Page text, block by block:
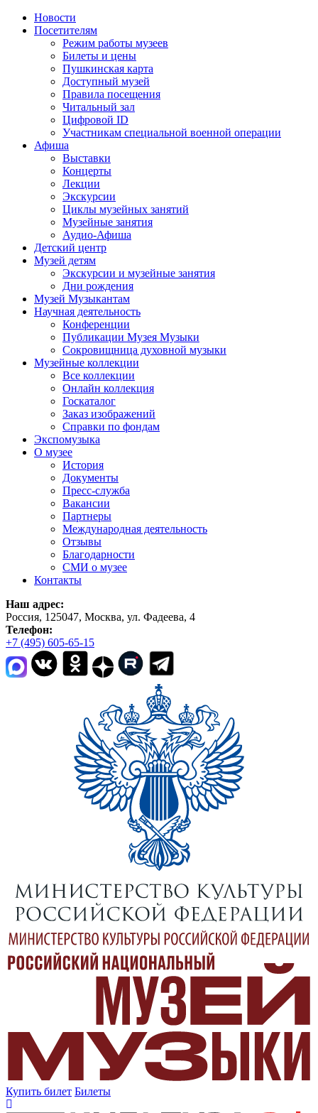
Новости
Посетителям
Режим работы музеев
Билеты и цены
Пушкинская карта
Доступный музей
Правила посещения
Читальный зал
Цифровой ID
Участникам специальной военной операции
Афиша
Выставки
Концерты
Лекции
Экскурсии
Циклы музейных занятий
Музейные занятия
Аудио-Афиша
Детский центр
Музей детям
Экскурсии и музейные занятия
Дни рождения
Музей Музыкантам
Научная деятельность
Конференции
Публикации Музея Музыки
Сокровищница духовной музыки
Музейные коллекции
Все коллекции
Онлайн коллекция
Госкаталог
Заказ изображений
Справки по фондам
Экспомузыка
О музее
История
Документы
Пресс-служба
Вакансии
Партнеры
Международная деятельность
Отзывы
Благодарности
СМИ о музее
Контакты
Наш адрес:
Россия, 125047, Москва, ул. Фадеева, 4
Телефон:
+7 (495) 605-65-15
Купить билет Билеты